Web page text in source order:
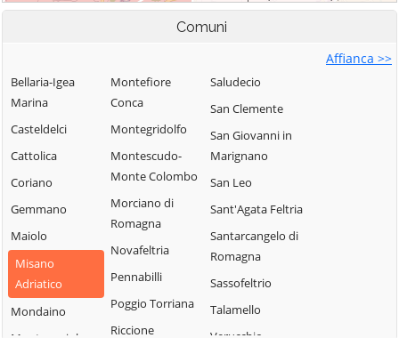
Comuni
Affianca >>
Bellaria-Igea
Marina
Casteldelci
Cattolica
Coriano
Gemmano
Maiolo
Misano
Adriatico
Mondaino
Montefiore
Conca
Montegridolfo
Montescudo-
Monte Colombo
Morciano di
Romagna
Novafeltria
Pennabilli
Poggio Torriana
Riccione
Saludecio
San Clemente
San Giovanni in
Marignano
San Leo
Sant'Agata Feltria
Santarcangelo di
Romagna
Sassofeltrio
Talamello